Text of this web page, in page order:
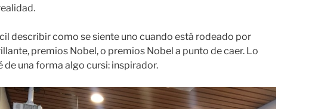
describir como se siente uno cuando está rodeado por
premios Nobel, o premios Nobel a punto de caer. Lo
de una forma algo cursi: inspirador.